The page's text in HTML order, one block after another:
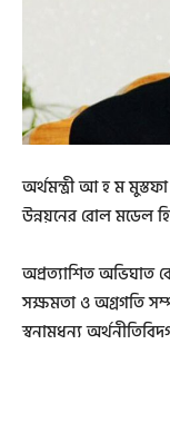
অর্থমন্ত্রী আ হ ম
উন্নয়নের রোল মডেল
অপ্রত্যাশিত অভিঘাত
সক্ষমতা ও অগ্রগতি
স্বনামধন্য